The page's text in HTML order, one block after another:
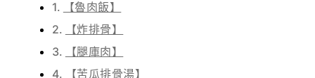
【魯肉飯】
【炸排骨】
【腿庫肉】
【苦瓜排骨湯】